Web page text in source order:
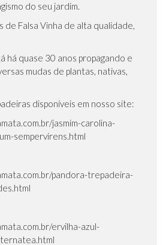
do seu jardim.
de Falsa Vinha de alta qualidade,
há quase 30 anos propagando e
mudas de plantas, nativas,
disponíveis em nosso site:
jasmim-carolina-
sempervirens.html
pandora-trepadeira-
ervilha-azul-